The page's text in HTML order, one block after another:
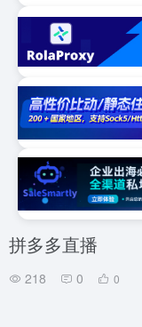
拼多多直播
218 0 0